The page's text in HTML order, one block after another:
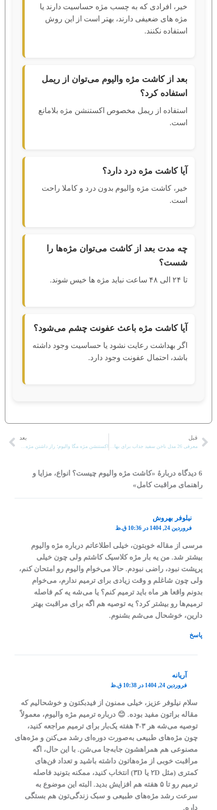
خیر، افرادی که به چسب مژه حساسیت دارند یا
مژه‌ های ضعیفی دارند، بهتر است از این روش
استفاده نکنند.
بعد از کاشت مژه والیوم می‌توان از ریمل
استفاده کرد؟
استفاده از ریمل مخصوص اکستنشن مژه بلامانع
است.
آیا کاشت مژه درد دارد؟
خیر، کاشت مژه والیوم بدون درد و کاملا راحت
است.
چه مدت بعد از کاشت می‌توان مژه‌ها را
شست؟
تا ۲۴ الی ۴۸ ساعت نباید مژه ‌ها خیس شوند.
آیا کاشت مژه باعث عفونت چشم می‌شود؟
اگر بهداشت رعایت نشود یا حساسیت وجود داشته
باشد، احتمال عفونت وجود دارد.
قبلی
قبل
معرفی 26 مدل ناخن سفید جذاب برای بهار 2025
بعد
اکستنشن مژه مگا والیوم؛ راز داشتن مژه‌های پرپشت و خیره‌کننده
6 دیدگاه دربارهٔ «کاشت مژه والیوم چیست؟ انواع، مزایا و
راهنمای مراقبت کامل»
نیلوفر بهروش
فروردین 24, 1404 در 10:36 ق.ظ
مرسی از مقاله خوبتون، خیلی اطلاعاتم درباره مژه والیوم
بیشتر شد. من یه بار مژه کلاسیک کاشتم ولی چون خیلی
پرپشت نبود، راضی نبودم. حالا می‌خوام والیوم رو امتحان کنم،
ولی چون شاغلم و وقت زیادی برای ترمیم ندارم، می‌خوام
بدونم واقعا هر ماه باید ترمیم کنم؟ یا می‌شه یه کم فاصله
ترمیم‌ها رو بیشتر کرد؟ یه توصیه هم اگه برای مراقبت بهتر
دارین، خوشحال می‌شم بشنوم.
پاسخ
آریانه
فروردین 24, 1404 در 10:38 ق.ظ
سلام نیلوفر عزیز، خیلی ممنون از فیدبکتون و خوشحالیم که
مقاله براتون مفید بوده. 😊 درباره ترمیم مژه والیوم، معمولاً
توصیه می‌شه هر ۳-۴ هفته یک‌بار برای ترمیم مراجعه کنید،
چون مژه‌های طبیعی به‌صورت دوره‌ای رشد می‌کنن و مژه‌های
مصنوعی هم همراهشون جابه‌جا می‌شن. با این حال، اگه
مراقبت خوبی از مژه‌هاتون داشته باشید و تعداد فن‌های
کمتری (مثل ۲D یا ۳D) انتخاب کنید، ممکنه بتونید فاصله
ترمیم رو تا ۵ هفته هم افزایش بدید. البته این موضوع به
سرعت رشد مژه‌های طبیعی و سبک زندگی‌تون هم بستگی
داره.